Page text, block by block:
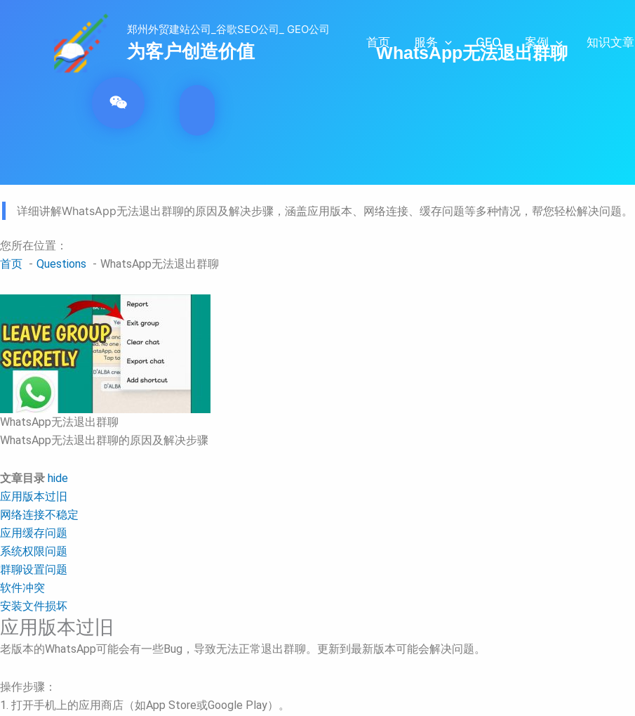
首页 服务 GEO 案例 知识文章
WhatsApp无法退出群聊
详细讲解WhatsApp无法退出群聊的原因及解决步骤，涵盖应用版本、网络连接、缓存问题等多种情况，帮您轻松解决问题。
您所在位置：
首页
Questions WhatsApp无法退出群聊
WhatsApp无法退出群聊
WhatsApp无法退出群聊的原因及解决步骤
文章目录 hide
应用版本过旧
网络连接不稳定
应用缓存问题
系统权限问题
群聊设置问题
软件冲突
安装文件损坏
应用版本过旧
老版本的WhatsApp可能会有一些Bug，导致无法正常退出群聊。更新到最新版本可能会解决问题。
操作步骤：
1. 打开手机上的应用商店（如App Store或Google Play）。